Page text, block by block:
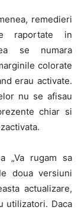
remedieri
raportate in
se numara
colorate
erau activate.
nu se afisau
chiar si
„Va rugam sa
doua versiuni
actualizare,
utilizatori. Daca